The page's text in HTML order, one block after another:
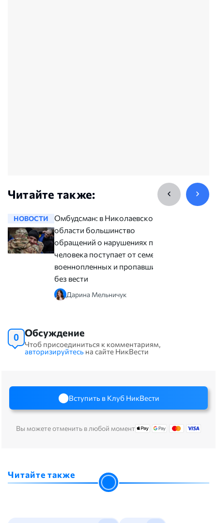
Читайте также:
НОВОСТИ
Омбудсман: в Николаевской
области большинство
обращений о нарушениях прав
человека поступает от семей
военнопленных и пропавших
без вести
Дарина Мельничук
0 Обсуждение
Чтоб присоединиться к комментариям,
авторизируйтесь на сайте НикВести
Вступить в Клуб НикВести
Вы можете отменить в любой момент
Читайте также